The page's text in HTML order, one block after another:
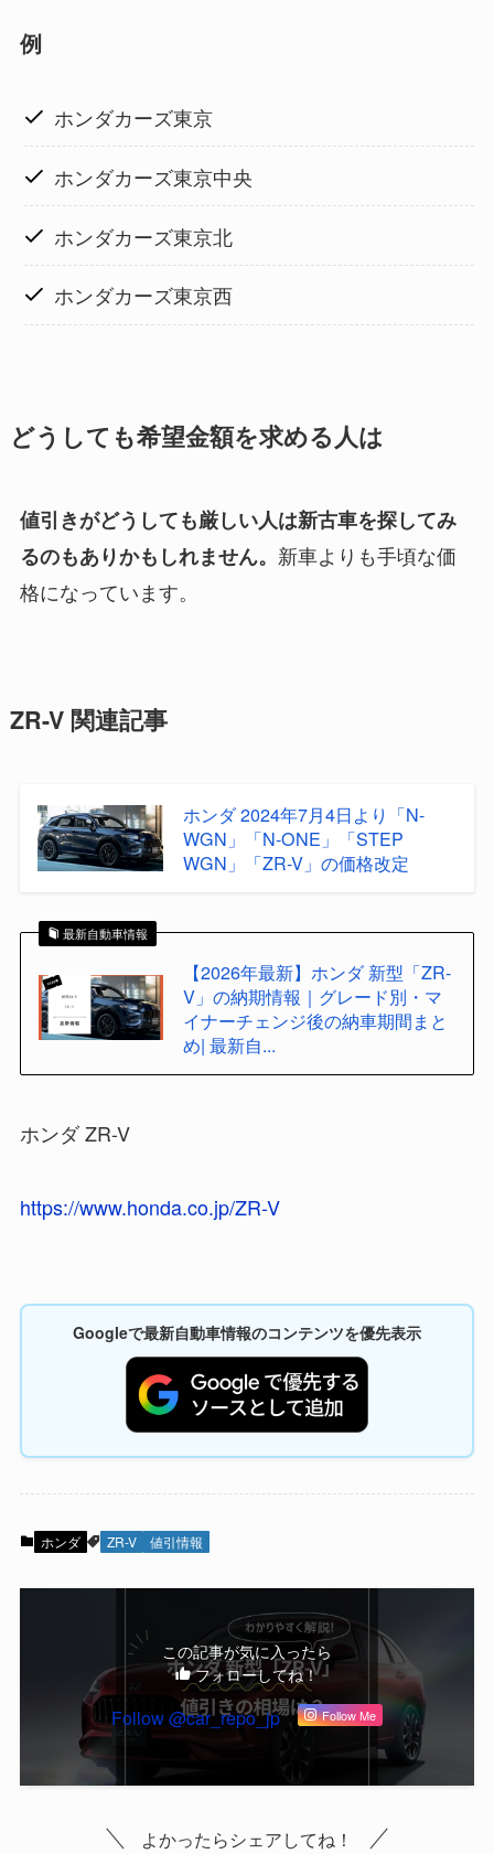
例
ホンダカーズ東京
ホンダカーズ東京中央
ホンダカーズ東京北
ホンダカーズ東京西
どうしても希望金額を求める人は
値引きがどうしても厳しい人は新古車を探してみ
るのもありかもしれません。 新車よりも手頃な価
格になっています。
ZR-V 関連記事
ホンダ 2024年7月4日より「N-
WGN」「N-ONE」「STEP
WGN」「ZR-V」の価格改定
最新自動車情報
【2026年最新】ホンダ 新型「ZR-
V」の納期情報｜グレード別・マ
イナーチェンジ後の納車期間まと
め| 最新自...
ホンダ ZR-V
https://www.honda.co.jp/ZR-V
Googleで最新自動車情報のコンテンツを優先表示
ホンダ ZR-V 値引情報
この記事が気に入ったら
フォローしてね！
Follow @car_repo_jp Follow Me
よかったらシェアしてね！